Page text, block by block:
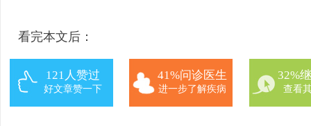
看完本文后：
121人赞过
好文章赞一下
41%问诊医生
进一步了解疾病
32%
查看